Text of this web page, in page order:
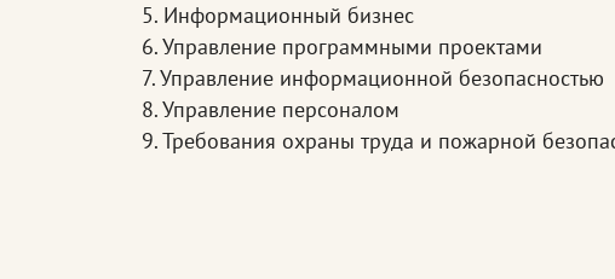
5. Информационный бизнес
6. Управление программными проектами
7. Управление информационной безопасностью
8. Управление персоналом
9. Требования охраны труда и пожарной